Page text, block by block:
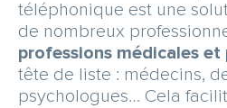
téléphonique est une
de nombreux
professions médicales et
tête de liste : médecins,
psychologues… Cela